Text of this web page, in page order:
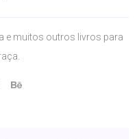
e muitos outros livros para